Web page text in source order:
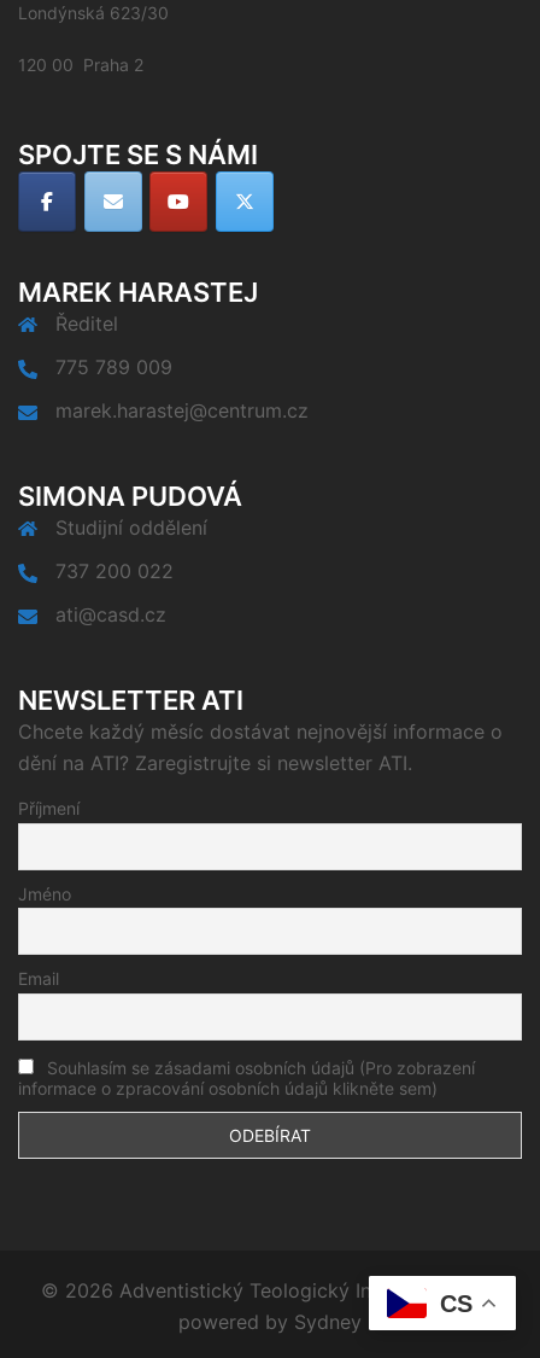
Londýnská 623/30
120 00 Praha 2
SPOJTE SE S NÁMI
MAREK HARASTEJ
Ředitel
775 789 009
marek.harastej@centrum.cz
SIMONA PUDOVÁ
Studijní oddělení
737 200 022
ati@casd.cz
NEWSLETTER ATI
Chcete každý měsíc dostávat nejnovější informace o
dění na ATI? Zaregistrujte si newsletter ATI.
Příjmení
Jméno
Email
Souhlasím se zásadami osobních údajů (Pro zobrazení
informace o zpracování osobních údajů klikněte sem)
© 2026 Adventistický Teologický Institut. Proudly
powered by Sydney
CS